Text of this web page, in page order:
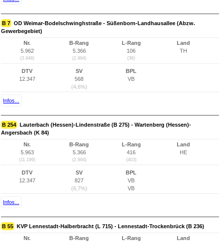
B 7 OD Weimar-Bodelschwinghstraße - Süßenborn-Landhausallee (Abzw.
Gewerbegebiet)
Nr.
5.962
(3.948)
B-Rang
5.366
(2.994)
L-Rang
106
(36)
Land
TH
DTV
12.347
SV
568
(4,6%)
BPL
VB
Infos...
B 254 Lauterbach (Hessen)-Lindenstraße (B 275) - Wartenberg (Hessen)-
Angersbach (K 84)
Nr.
5.963
(11.199)
B-Rang
5.366
(2.994)
L-Rang
416
(403)
Land
HE
DTV
12.347
SV
827
(6,7%)
BPL
VB
VB
Infos...
B 55 KVP Lennestadt-Halberbracht (L 715) - Lennestadt-Trockenbrück (B 236)
Nr.
B-Rang
L-Rang
Land